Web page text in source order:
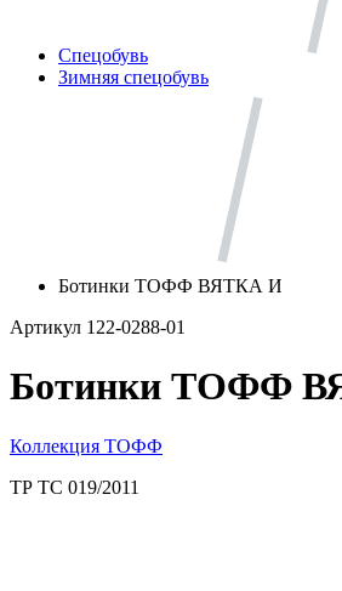
Спецобувь
Зимняя спецобувь
Ботинки ТОФФ ВЯТКА И
Артикул 122-0288-01
Ботинки ТОФФ
Коллекция ТОФФ
ТР ТС 019/2011